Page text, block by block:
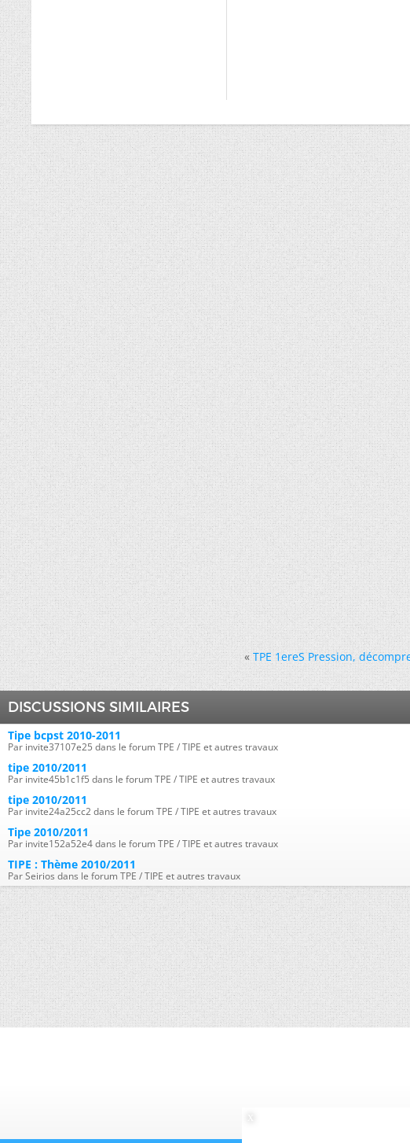
« TPE 1ereS Pression,
DISCUSSIONS SIMILAIRES
Tipe bcpst 2010-2011
Par invite37107e25 dans le forum TPE / TIPE et autres travaux
tipe 2010/2011
Par invite45b1c1f5 dans le forum TPE / TIPE et autres travaux
tipe 2010/2011
Par invite24a25cc2 dans le forum TPE / TIPE et autres travaux
Tipe 2010/2011
Par invite152a52e4 dans le forum TPE / TIPE et autres travaux
TIPE : Thème 2010/2011
Par Seirios dans le forum TPE / TIPE et autres travaux